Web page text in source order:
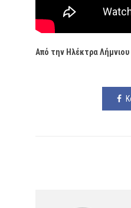
Από την Ηλέκτρα Λήμνιου